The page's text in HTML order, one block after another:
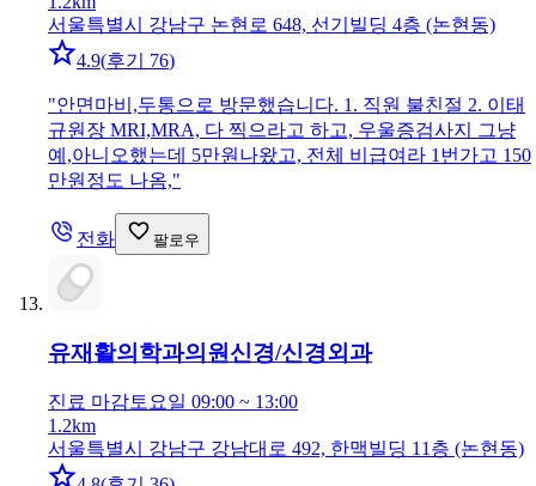
서울특별시 강남구 논현로 648, 선기빌딩 4층 (논현동)
4.9(후기 76)
"안면마비,두통으로 방문했습니다. 1. 직원 불친절 2. 이태
규원장 MRI,MRA, 다 찍으라고 하고, 우울증검사지 그냥
예,아니오했는데 5만원나왔고, 전체 비급여라 1번가고 150
만원정도 나옴,"
전화 팔로우
유재활의학과의원신경/신경외과
진료 마감토요일 09:00 ~ 13:00
1.2km
서울특별시 강남구 강남대로 492, 한맥빌딩 11층 (논현동)